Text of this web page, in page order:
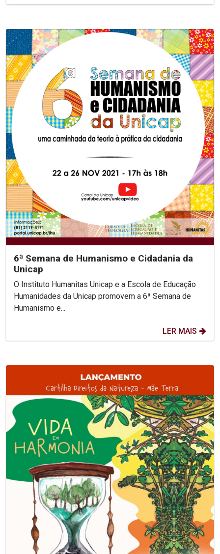
6ª Semana de Humanismo e Cidadania da
Unicap
O Instituto Humanitas Unicap e a Escola de Educação
Humanidades da Unicap promovem a 6ª Semana de
Humanismo e...
LER MAIS